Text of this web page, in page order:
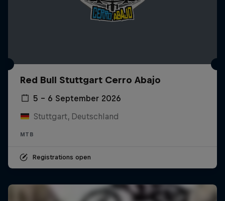
Red Bull Stuttgart Cerro Abajo
5 – 6 September 2026
Stuttgart, Deutschland
MTB
Registrations open